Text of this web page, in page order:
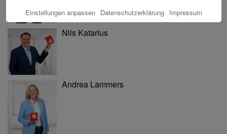
Nils Katarius
Andrea Lammers
Einstellungen anpassen Datenschutzerklärung Impressum